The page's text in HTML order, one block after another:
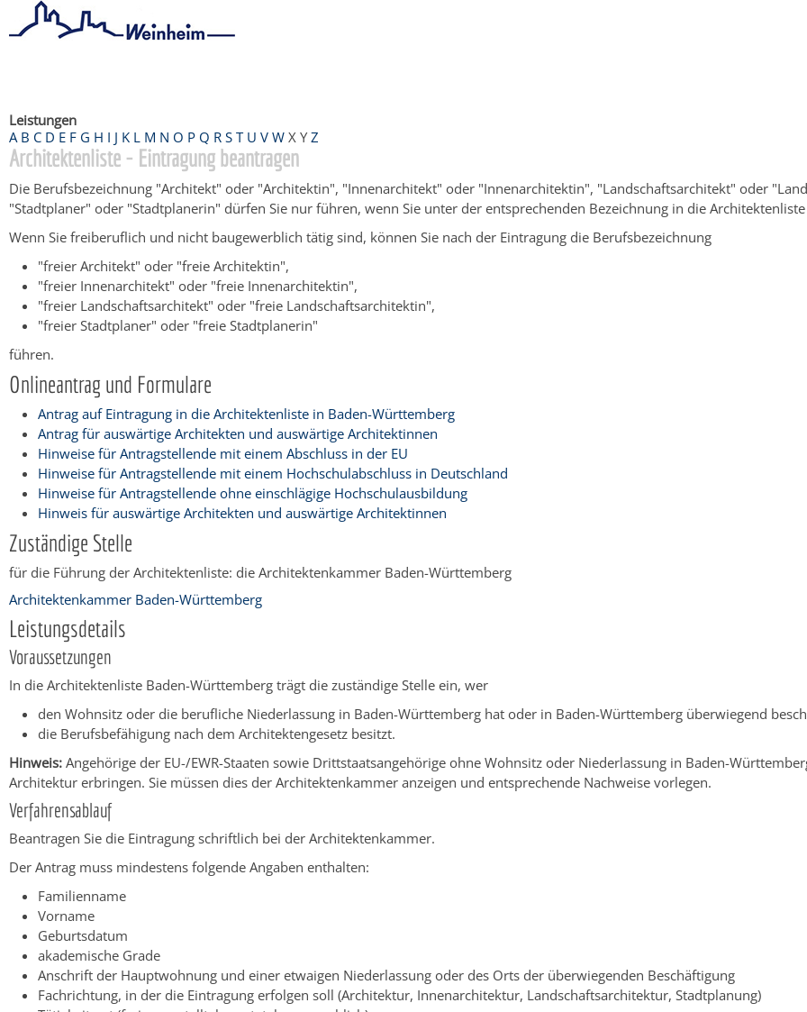
Leistungen
A B C D E F G H I J K L M N O P Q R S T U V W X Y Z
Architektenliste - Eintragung beantragen
Die Berufsbezeichnung "Architekt" oder "Architektin", "Innenarchitekt" oder "Innenarchitektin", "Landschaftsarchitekt" oder
"Stadtplaner" oder "Stadtplanerin" dürfen Sie nur führen, wenn Sie unter der entsprechenden Bezeichnung in die
Wenn Sie freiberuflich und nicht baugewerblich tätig sind, können Sie nach der Eintragung die Berufsbezeichnung
"freier Architekt" oder "freie Architektin",
"freier Innenarchitekt" oder "freie Innenarchitektin",
"freier Landschaftsarchitekt" oder "freie Landschaftsarchitektin",
"freier Stadtplaner" oder "freie Stadtplanerin"
führen.
Onlineantrag und Formulare
Antrag auf Eintragung in die Architektenliste in Baden-Württemberg
Antrag für auswärtige Architekten und auswärtige Architektinnen
Hinweise für Antragstellende mit einem Abschluss in der EU
Hinweise für Antragstellende mit einem Hochschulabschluss in Deutschland
Hinweise für Antragstellende ohne einschlägige Hochschulausbildung
Hinweis für auswärtige Architekten und auswärtige Architektinnen
Zuständige Stelle
für die Führung der Architektenliste: die Architektenkammer Baden-Württemberg
Architektenkammer Baden-Württemberg
Leistungsdetails
Voraussetzungen
In die Architektenliste Baden-Württemberg trägt die zuständige Stelle ein, wer
den Wohnsitz oder die berufliche Niederlassung in Baden-Württemberg hat oder in Baden-Württemberg überwiegend
die Berufsbefähigung nach dem Architektengesetz besitzt.
Hinweis: Angehörige der EU-/EWR-Staaten sowie Drittstaatsangehörige ohne Wohnsitz oder Niederlassung in Baden-
Architektur erbringen. Sie müssen dies der Architektenkammer anzeigen und entsprechende Nachweise vorlegen.
Verfahrensablauf
Beantragen Sie die Eintragung schriftlich bei der Architektenkammer.
Der Antrag muss mindestens folgende Angaben enthalten:
Familienname
Vorname
Geburtsdatum
akademische Grade
Anschrift der Hauptwohnung und einer etwaigen Niederlassung oder des Orts der überwiegenden Beschäftigung
Fachrichtung, in der die Eintragung erfolgen soll (Architektur, Innenarchitektur, Landschaftsarchitektur, Stadtplanung)